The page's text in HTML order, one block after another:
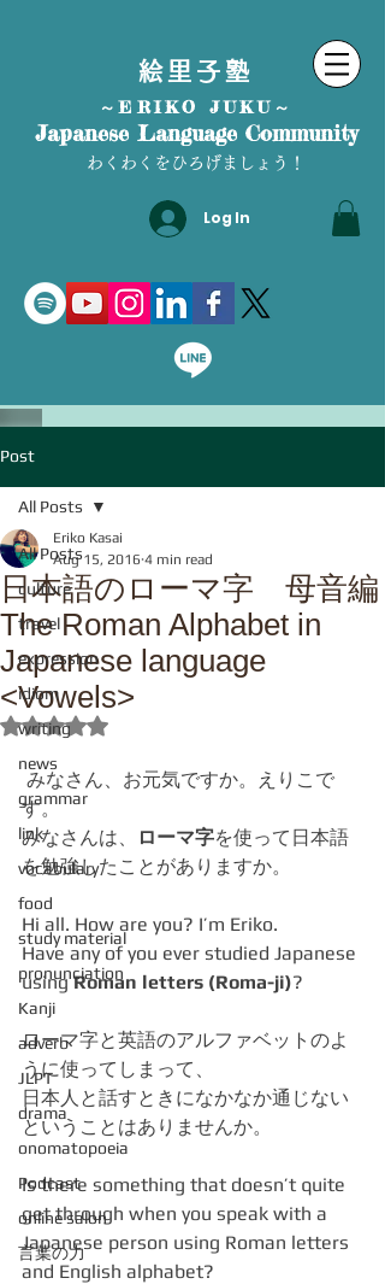
絵里子塾
～ERIKO JUKU～
Japanese Language Community
わくわくをひろげましょう！
Log In
Post
All Posts
culture
travel
expression
idiom
writing
news
grammar
link
vocabulary
food
study material
pronunciation
Kanji
adverb
JLPT
drama
onomatopoeia
Podcast
online salon
言葉の力
All Posts
日本語のローマ字 母音編
The Roman Alphabet in
Japanese language
<Vowels>
Eriko Kasai
Aug 15, 2016 4 min read
Rated NaN out of 5 stars.
す。
みなさんは、
ローマ字を使って日本語
を勉強したことがありますか。
Hi all. How are you? I’m Eriko.
Have any of you ever studied Japanese
using Roman letters (Roma-ji)?
ローマ字と英語のアルファベットのよ
うに使ってしまって、
日本人と話すときになかなか通じない
ということはありませんか。
Is there something that doesn’t quite
get through when you speak with a
Japanese person using Roman letters
and English alphabet?